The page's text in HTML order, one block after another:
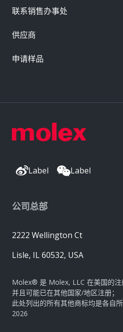
Label Label
公司总部
2222 Wellington Ct
Lisle, IL 60532, USA
Molex® 是 Molex, LLC 在美国的注
并且可能已在其他国家/地区注册；
此处列出的所有其他商标均是各自
2026
联系销售办事处
供应商
申请样品